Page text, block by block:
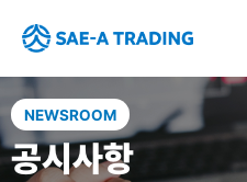
NEWSROOM
공시사항